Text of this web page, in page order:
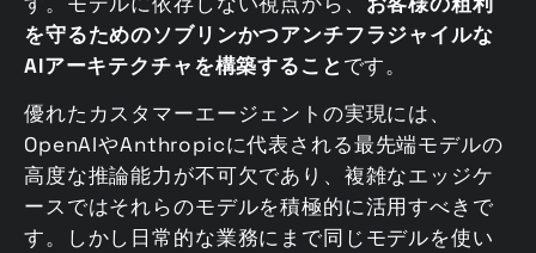
を守るためのソブリンかつアンチフラジャイルな
AIアーキテクチャを構築すること です。
優れたカスタマーエージェントの実現には、
OpenAIやAnthropicに代表される最先端モデルの
高度な推論能力が不可欠であり、複雑なエッジケ
ースではそれらのモデルを積極的に活用すべきで
す。しかし日常的な業務にまで同じモデルを使い